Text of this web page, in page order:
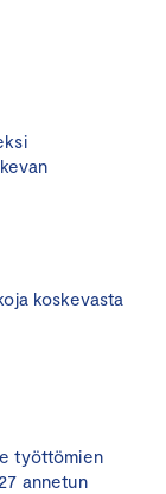
koskevasta
työttömien
annetun